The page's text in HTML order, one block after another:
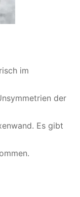
im
der
Es gibt